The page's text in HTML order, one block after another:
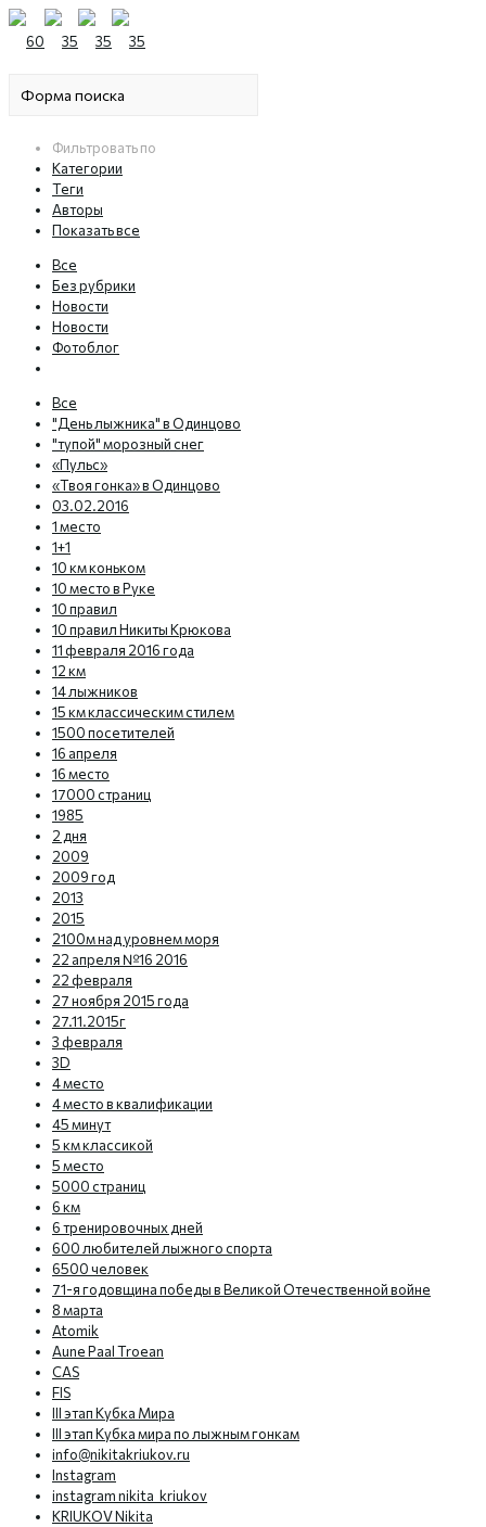
Фильтровать по
Категории
Теги
Авторы
Показать все
Все
Без рубрики
Новости
Новости
Фотоблог
Все
"День лыжника" в Одинцово
"тупой" морозный снег
«Пульс»
«Твоя гонка» в Одинцово
03.02.2016
1 место
1+1
10 км коньком
10 место в Руке
10 правил
10 правил Никиты Крюкова
11 февраля 2016 года
12 км
14 лыжников
15 км классическим стилем
1500 посетителей
16 апреля
16 место
17000 страниц
1985
2 дня
2009
2009 год
2013
2015
2100м над уровнем моря
22 апреля №16 2016
22 февраля
27 ноября 2015 года
27.11.2015г
3 февраля
3D
4 место
4 место в квалификации
45 минут
5 км классикой
5 место
5000 страниц
6 км
6 тренировочных дней
600 любителей лыжного спорта
6500 человек
71-я годовщина победы в Великой Отечественной войне
8 марта
Atomik
Aune Paal Troean
CAS
FIS
III этап Кубка Мира
III этап Кубка мира по лыжным гонкам
info@nikitakriukov.ru
Instagram
instagram nikita_kriukov
KRIUKOV Nikita